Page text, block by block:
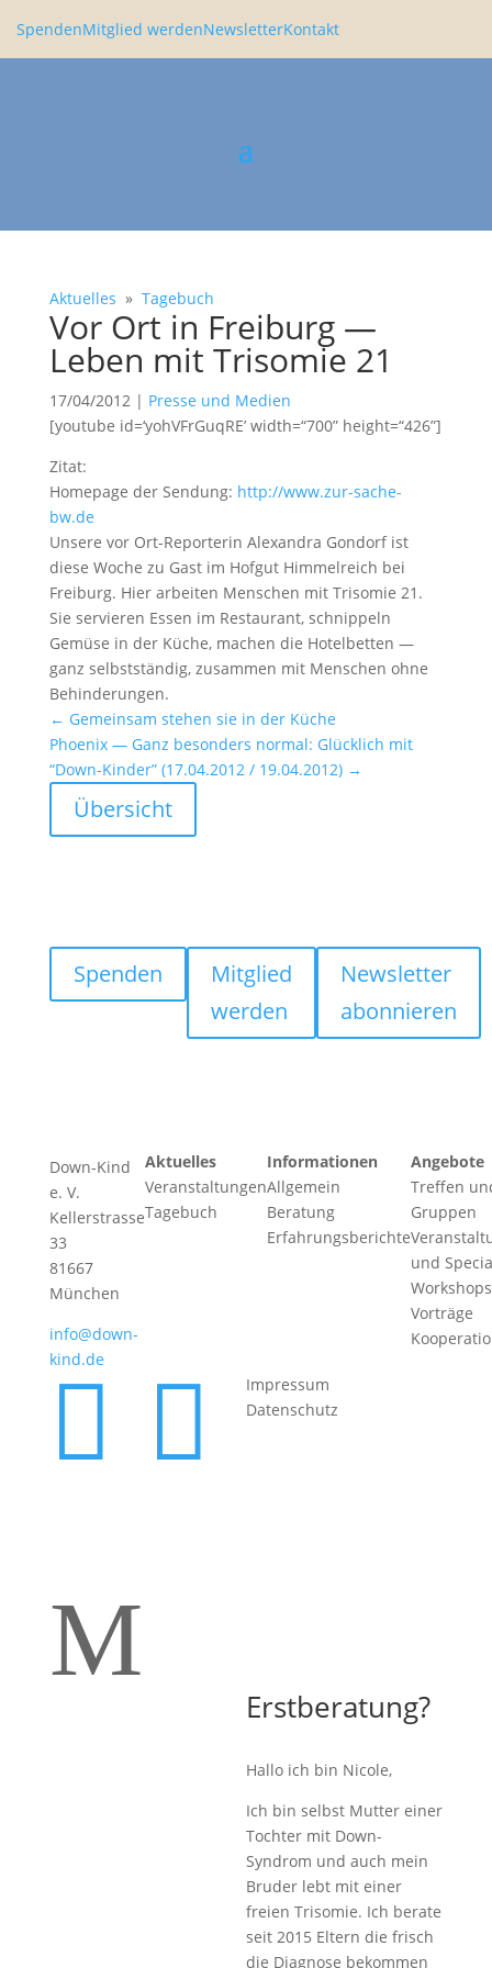
SpendenMitglied werdenNewsletterKontakt
Aktuelles » Tagebuch
Vor Ort in Freiburg —
Leben mit Trisomie 21
17/04/2012| Presse und Medien
[youtube id=‘yohVFrGuqRE’ width=“700” height=“426”]
Zitat:
Homepage der Sendung: http://www.zur-sache-
bw.de
Unsere vor Ort-Repor­terin Alexandra Gondorf ist
diese Woche zu Gast im Hofgut Himmel­reich bei
Freiburg. Hier arbeiten Menschen mit Trisomie 21.
Sie servieren Essen im Restau­rant, schnip­peln
Gemüse in der Küche, machen die Hotel­betten —
ganz selbst­ständig, zusammen mit Menschen ohne
Behin­de­rungen.
← Gemeinsam stehen sie in der Küche
Phoenix — Ganz beson­ders normal: Glück­lich mit
“Down-Kinder” (17.04.2012 / 19.04.2012)→
Übersicht
Spenden
Mitglied
werden
Newsletter
abonnieren
Down-Kind
e. V.
Kellerstrasse
33
81667
München
info@down-
kind.de
Aktuelles
Veranstaltungen
Tagebuch
Informationen
Allgemein
Beratung
Erfahrungsberichte
Angebote
Treffen
Gruppen
und
Vorträge
 
Impressum
Datenschutz
M
Erstberatung?
Hallo ich bin Nicole,
Ich bin selbst Mutter einer
Tochter mit Down-
Syndrom und auch mein
Bruder lebt mit einer
freien Trisomie. Ich berate
seit 2015 Eltern die frisch
die Diagnose bekommen